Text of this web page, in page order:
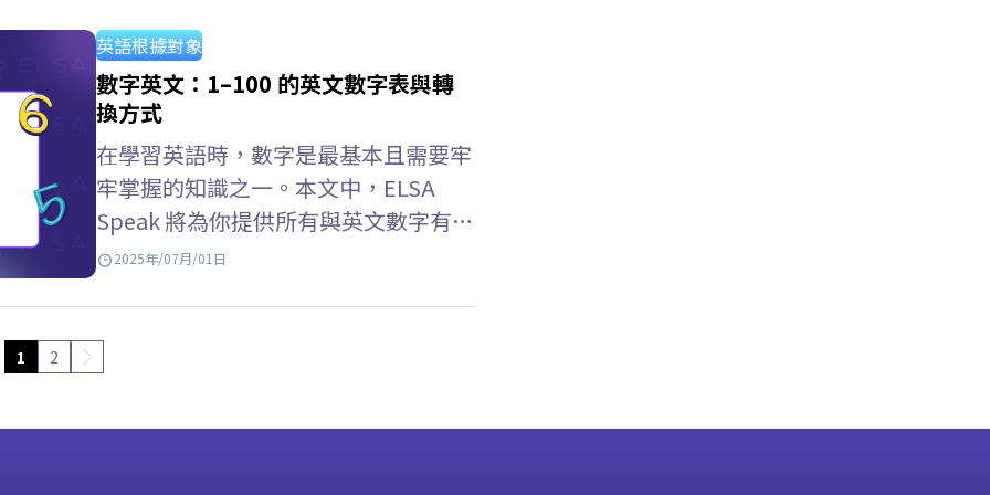
英語根據對象
數字英文：1–100 的英文數字表與轉
換方式
在學習英語時，數字是最基本且需要牢
牢掌握的知識之一。本文中，ELSA
Speak 將為你提供所有與英文數字有關
的知識，例如：11英文、12英文或完
2025年/07月/01日
1 2